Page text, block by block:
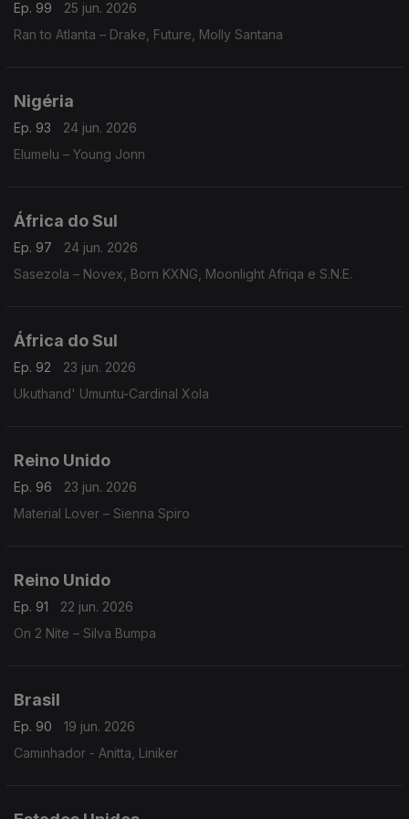
Ep. 99
25 jun. 2026
Ran to Atlanta – Drake, Future, Molly Santana
Nigéria
Ep. 93
24 jun. 2026
Elumelu – Young Jonn
África do Sul
Ep. 97
24 jun. 2026
Sasezola – Novex, Born KXNG, Moonlight Afriqa e S.N.E.
África do Sul
Ep. 92
23 jun. 2026
Ukuthand' Umuntu-Cardinal Xola
Reino Unido
Ep. 96
23 jun. 2026
Material Lover – Sienna Spiro
Reino Unido
Ep. 91
22 jun. 2026
On 2 Nite – Silva Bumpa
Brasil
Ep. 90
19 jun. 2026
Caminhador - Anitta, Liniker